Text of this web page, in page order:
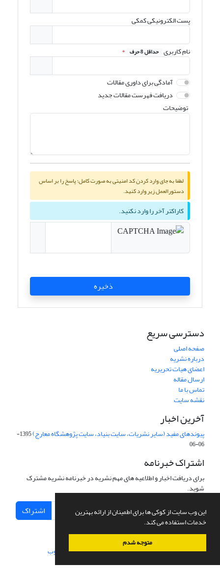
این وب سایت از کوکی ها برای اطمینان از ارائه بهترین
خدمات استفاده می کند.
متوجه شدم
پست الکترونیکی کمکی
نام کاربری حداقل 8 حرف *
آمادگی برای داوری مقالات
دریافت فهرست مقالات جدید
توضیحات
لطفا به جای وارد کردن کد امنیتی به صورت کامل؛ پاسخ را بر اساس
دستورالعمل زیر وارد کنید.
کاراکتر آخر را وارد نکنید.
ذخیره
دسترسی سریع
صفحه اصلی
درباره نشریه
اعضای هیات تحریریه
ارسال مقاله
تماس با ما
نقشه سایت
آخرین اخبار
پیوندهای مفید (سایر نشریات، سایت بنیاد، سایت پژوهشگاه معارج)
1395-
06-06
اشتراک خبرنامه
برای دریافت اخبار و اطلاعیه های مهم نشریه در خبرنامه نشریه مشترک
شوید.
اشتراک
سامانه مدیریت نشریات علمی.طراحی و پیاده سازی از سیناوب